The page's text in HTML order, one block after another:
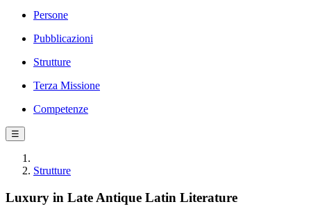
Persone
Pubblicazioni
Strutture
Terza Missione
Competenze
☰
Strutture
Luxury in Late Antique Latin Literature